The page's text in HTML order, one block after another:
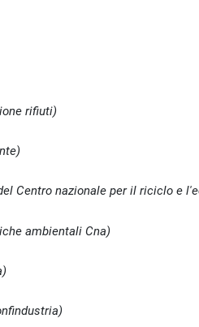
rifiuti)
Centro nazionale per il riciclo e
ambientali Cna)